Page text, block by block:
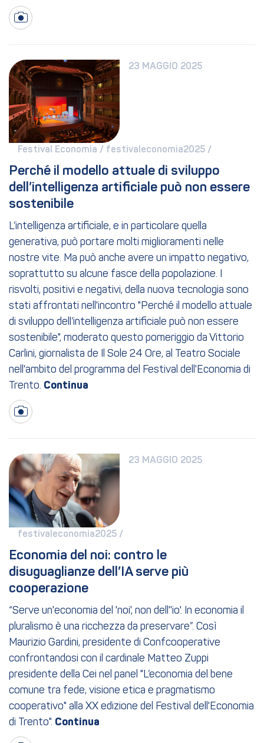
23 MAGGIO 2025
Festival Economia / festivaleconomia2025 /
Perché il modello attuale di sviluppo
dell’intelligenza artificiale può non essere
sostenibile
L’intelligenza artificiale, e in particolare quella
generativa, può portare molti miglioramenti nelle
nostre vite. Ma può anche avere un impatto negativo,
soprattutto su alcune fasce della popolazione. I
risvolti, positivi e negativi, della nuova tecnologia sono
stati affrontati nell'incontro "Perché il modello attuale
di sviluppo dell’intelligenza artificiale può non essere
sostenibile", moderato questo pomeriggio da Vittorio
Carlini, giornalista de Il Sole 24 Ore, al Teatro Sociale
nell'ambito del programma del Festival dell'Economia di
Trento.
23 MAGGIO 2025
festivaleconomia2025 /
Economia del noi: contro le
disuguaglianze dell’IA serve più
cooperazione
“Serve un'economia del 'noi', non dell''io'. In economia il
pluralismo è una ricchezza da preservare”. Così
Maurizio Gardini, presidente di Confcooperative
confrontandosi con il cardinale Matteo Zuppi
presidente della Cei nel panel "L’economia del bene
comune tra fede, visione etica e pragmatismo
cooperativo" alla XX edizione del Festival dell'Economia
di Trento".